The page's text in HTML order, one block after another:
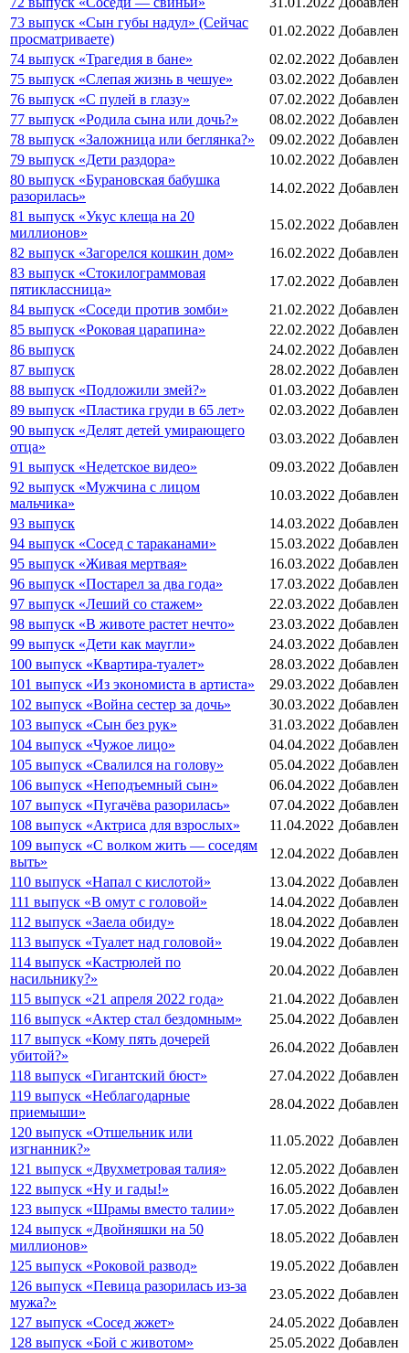
73 выпуск «Сын губы надул» (Сейчас
просматриваете)
01.02.2022 Добавлен
74 выпуск «Трагедия в бане»
02.02.2022 Добавлен
75 выпуск «Слепая жизнь в чешуе»
03.02.2022 Добавлен
76 выпуск «С пулей в глазу»
07.02.2022 Добавлен
77 выпуск «Родила сына или дочь?»
08.02.2022 Добавлен
78 выпуск «Заложница или беглянка?»
09.02.2022 Добавлен
79 выпуск «Дети раздора»
10.02.2022 Добавлен
80 выпуск «Бурановская бабушка
разорилась»
14.02.2022 Добавлен
81 выпуск «Укус клеща на 20
миллионов»
15.02.2022 Добавлен
82 выпуск «Загорелся кошкин дом»
16.02.2022 Добавлен
83 выпуск «Стокилограммовая
пятиклассница»
17.02.2022 Добавлен
84 выпуск «Соседи против зомби»
21.02.2022 Добавлен
85 выпуск «Роковая царапина»
22.02.2022 Добавлен
86 выпуск
24.02.2022 Добавлен
87 выпуск
28.02.2022 Добавлен
88 выпуск «Подложили змей?»
01.03.2022 Добавлен
89 выпуск «Пластика груди в 65 лет»
02.03.2022 Добавлен
90 выпуск «Делят детей умирающего
отца»
03.03.2022 Добавлен
91 выпуск «Недетское видео»
09.03.2022 Добавлен
92 выпуск «Мужчина с лицом
мальчика»
10.03.2022 Добавлен
93 выпуск
14.03.2022 Добавлен
94 выпуск «Сосед с тараканами»
15.03.2022 Добавлен
95 выпуск «Живая мертвая»
16.03.2022 Добавлен
96 выпуск «Постарел за два года»
17.03.2022 Добавлен
97 выпуск «Леший со стажем»
22.03.2022 Добавлен
98 выпуск «В животе растет нечто»
23.03.2022 Добавлен
99 выпуск «Дети как маугли»
24.03.2022 Добавлен
100 выпуск «Квартира-туалет»
28.03.2022 Добавлен
101 выпуск «Из экономиста в артиста»
29.03.2022 Добавлен
102 выпуск «Война сестер за дочь»
30.03.2022 Добавлен
103 выпуск «Сын без рук»
31.03.2022 Добавлен
104 выпуск «Чужое лицо»
04.04.2022 Добавлен
105 выпуск «Свалился на голову»
05.04.2022 Добавлен
106 выпуск «Неподъемный сын»
06.04.2022 Добавлен
107 выпуск «Пугачёва разорилась»
07.04.2022 Добавлен
108 выпуск «Актриса для взрослых»
11.04.2022 Добавлен
109 выпуск «С волком жить — соседям
выть»
12.04.2022 Добавлен
110 выпуск «Напал с кислотой»
13.04.2022 Добавлен
111 выпуск «В омут с головой»
14.04.2022 Добавлен
112 выпуск «Заела обиду»
18.04.2022 Добавлен
113 выпуск «Туалет над головой»
19.04.2022 Добавлен
114 выпуск «Кастрюлей по
насильнику?»
20.04.2022 Добавлен
115 выпуск «21 апреля 2022 года»
21.04.2022 Добавлен
116 выпуск «Актер стал бездомным»
25.04.2022 Добавлен
117 выпуск «Кому пять дочерей
убитой?»
26.04.2022 Добавлен
118 выпуск «Гигантский бюст»
27.04.2022 Добавлен
119 выпуск «Неблагодарные
приемыши»
28.04.2022 Добавлен
120 выпуск «Отшельник или
изгнанник?»
11.05.2022 Добавлен
121 выпуск «Двухметровая талия»
12.05.2022 Добавлен
122 выпуск «Ну и гады!»
16.05.2022 Добавлен
123 выпуск «Шрамы вместо талии»
17.05.2022 Добавлен
124 выпуск «Двойняшки на 50
миллионов»
18.05.2022 Добавлен
125 выпуск «Роковой развод»
19.05.2022 Добавлен
126 выпуск «Певица разорилась из-за
мужа?»
23.05.2022 Добавлен
127 выпуск «Сосед жжет»
24.05.2022 Добавлен
128 выпуск «Бой с животом»
25.05.2022 Добавлен